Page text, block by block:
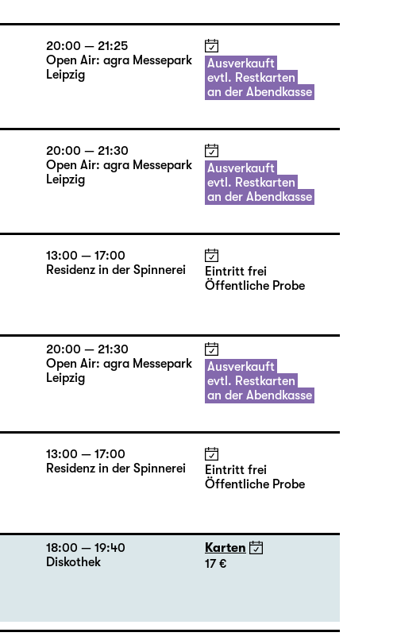
Ausverkauft
evtl. Restkarten
an der Abendkasse
20:00 — 21:25
Open Air: agra Messepark
Leipzig
Ausverkauft
evtl. Restkarten
an der Abendkasse
20:00 — 21:30
Open Air: agra Messepark
Leipzig
Eintritt frei
Öffentliche Probe
13:00 — 17:00
Residenz in der Spinnerei
Ausverkauft
evtl. Restkarten
an der Abendkasse
20:00 — 21:30
Open Air: agra Messepark
Leipzig
Eintritt frei
Öffentliche Probe
13:00 — 17:00
Residenz in der Spinnerei
Karten
17 €
18:00 — 19:40
Diskothek